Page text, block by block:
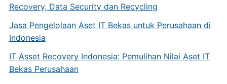
Recovery, Data Security dan Recycling
Jasa Pengelolaan Aset IT Bekas untuk Perusahaan di
Indonesia
IT Asset Recovery Indonesia: Pemulihan Nilai Aset IT
Bekas Perusahaan